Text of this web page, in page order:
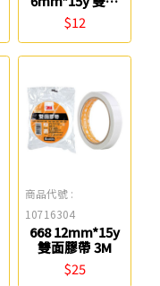
$12
商品代號 :
10716304
668 12mm*15y
雙面膠帶 3M
$25